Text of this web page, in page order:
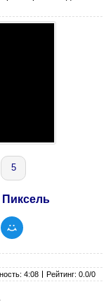
5
4:08 Рейтинг: 0.0/0